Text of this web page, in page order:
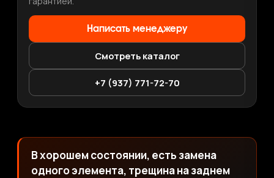
Написать менеджеру
Смотреть каталог
+7 (937) 771-72-70
В хорошем состоянии, есть замена
одного элемента, трещина на заднем